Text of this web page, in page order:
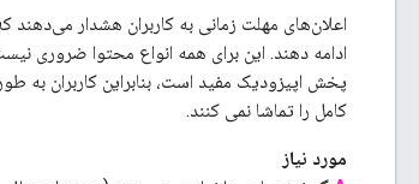
اعلان‌های مهلت زمانی به کاربران هشدار
ادامه دهند. این برای همه انواع محتوا ضروری
پخش اپیزودیک مفید است، بنابراین کاربران به
کامل را تماشا نمی کنند.
مورد نیاز